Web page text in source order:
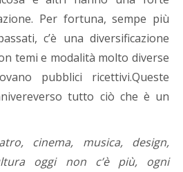
Per fortuna, sempe più
c’è una diversificazione
temi e modalità molto diverse
pubblici ricettivi.Queste
tutto ciò che è un
cinema, musica, design,
oggi non c’è più, ogni